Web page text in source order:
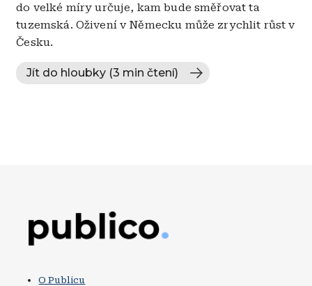
do velké míry určuje, kam bude směřovat ta
tuzemská. Oživení v Německu může zrychlit růst v
Česku.
Jít do hloubky (3 min čtení)
O Publicu